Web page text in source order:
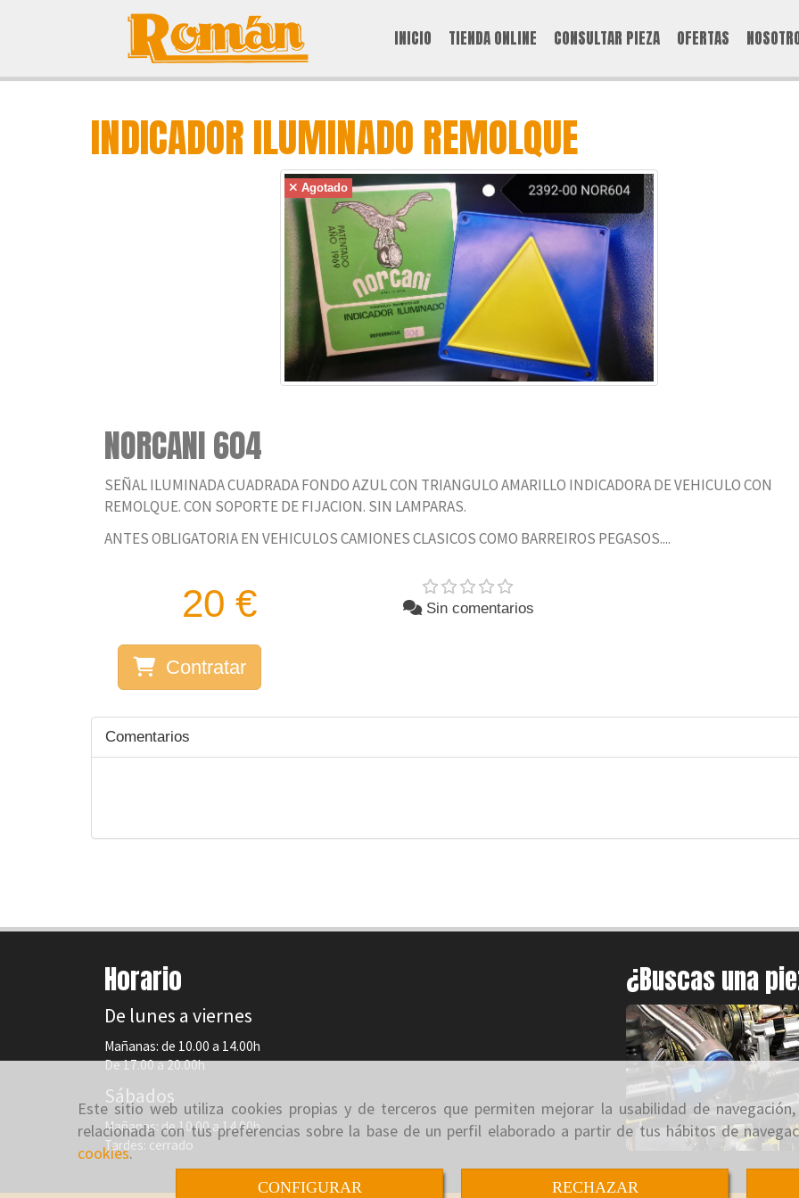
Este sitio web utiliza cookies propias y de terceros que permiten mejorar la usabilidad de
relacionada con tus preferencias sobre la base de un perfil elaborado a partir de tus hábitos de
cookies.
CONFIGURAR RECHAZAR
INICIO TIENDA ONLINE CONSULTAR PIEZA OFERTAS
INDICADOR ILUMINADO REMOLQUE
Agotado
NORCANI 604
SEÑAL ILUMINADA CUADRADA FONDO AZUL CON TRIANGULO AMARILLO INDICADORA DE VEHICULO CON
REMOLQUE. CON SOPORTE DE FIJACION. SIN LAMPARAS.
ANTES OBLIGATORIA EN VEHICULOS CAMIONES CLASICOS COMO BARREIROS PEGASOS....
20 € Sin comentarios
Contratar
Comentarios
Horario
De lunes a viernes
Mañanas: de 10.00 a 14.00h
De 17.00 a 20.00h
Sábados
Mañanas: de 10.00 a 14.00h
Tardes: cerrado
¿Buscas una